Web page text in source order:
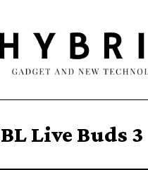
Live Buds 3